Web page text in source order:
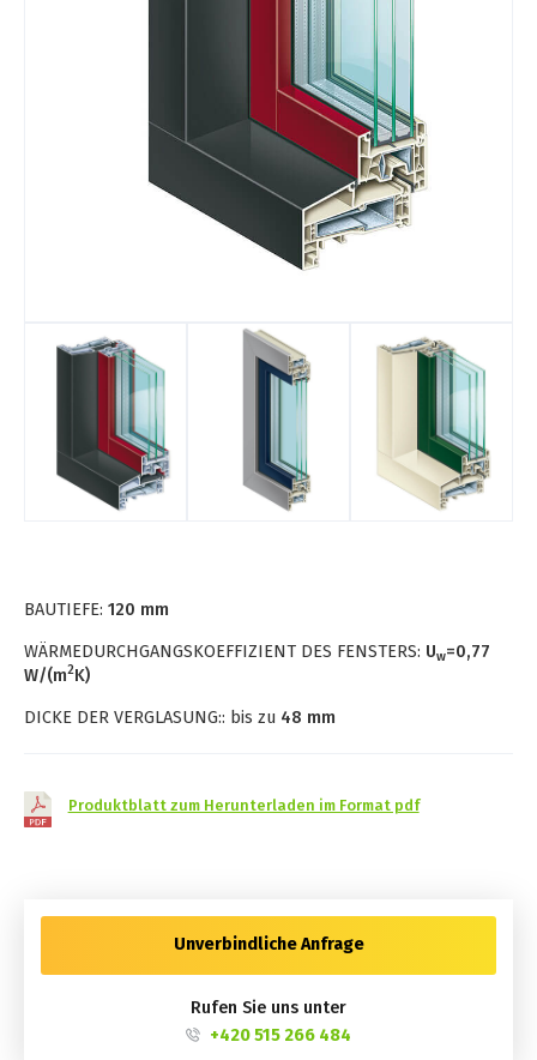
BAUTIEFE: 120 mm
WÄRMEDURCHGANGSKOEFFIZIENT DES FENSTERS: Uw=0,77
W/(m2K)
DICKE DER VERGLASUNG:: bis zu 48 mm
Produktblatt zum Herunterladen im Format pdf
Unverbindliche Anfrage
Rufen Sie uns unter
+420 515 266 484